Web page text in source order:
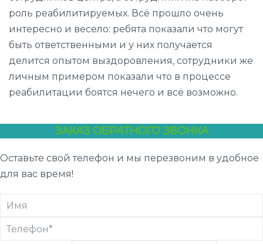
роль реабилитируемых. Всё прошло очень
интересно и весело: ребята показали что могут
быть ответственными и у них получается
делится опытом выздоровления, сотрудники же
личным примером показали что в процессе
реабилитации боятся нечего и всё возможно.
ЗАКАЗ ОБРАТНОГО ЗВОНКА
Оставьте свой телефон и мы перезвоним в удобное
для вас время!